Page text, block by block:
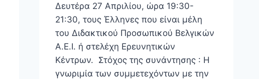
Δευτέρα 27 Απριλίου, ώρα 19:30-
21:30, τους Έλληνες που είναι μέλη
του Διδακτικού Προσωπικού Βελγικών
Α.Ε.Ι. ή στελέχη Ερευνητικών
Κέντρων. Στόχος της συνάντησης : Η
γνωριμία των συμμετεχόντων με την